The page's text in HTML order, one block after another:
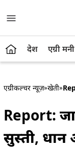
देश एग्री मनी
एग्रीकल्चर न्यूज़»खेती»
Report:
सुस्ती, धान